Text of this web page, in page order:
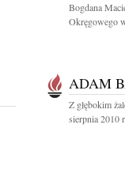
Bogdana
Okręgowego
ADAM
Z głębokim
sierpnia 2010